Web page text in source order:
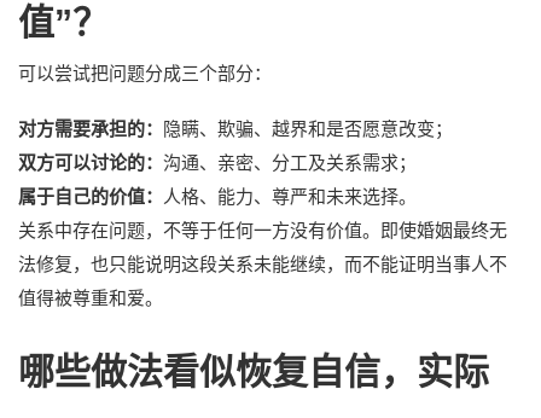
值”？
可以尝试把问题分成三个部分：
对方需要承担的：
隐瞒、欺骗、越界和是否愿意改变；
双方可以讨论的： 沟通、亲密、分工及关系需求；
属于自己的价值：
人格、能力、尊严和未来选择。
关系中存在问题，不等于任何一方没有价值。即使婚姻最终无
法修复，也只能说明这段关系未能继续，而不能证明当事人不
值得被尊重和爱。
哪些做法看似恢复自信，实际